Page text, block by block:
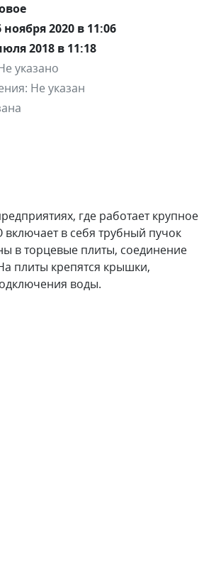
ноября 2020 в 11:06
2018 в 11:18
указано
Не указан
где работает крупное
включает в себя трубный пучок
в торцевые плиты, соединение
плиты крепятся крышки,
воды.